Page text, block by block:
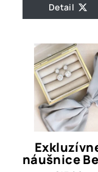
Detail
náušnice